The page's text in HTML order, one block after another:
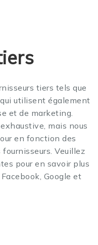
tiers tels que
utilisent également
et de marketing.
mais nous
en fonction des
Veuillez
pour en savoir plus
Google et